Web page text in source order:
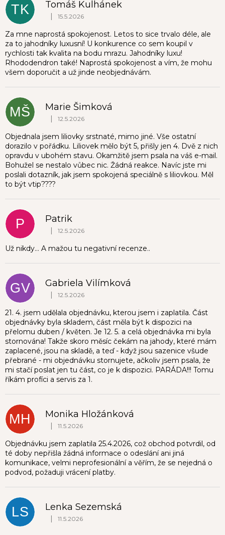
TK Tomáš Kulhánek
Hodnocení obchodu je 5 z 5 hvězdiček.
| 15.5.2026
Za mne naprostá spokojenost. Letos to sice trvalo déle, ale
za to jahodníky luxusní! U konkurence co sem koupil v
rychlosti tak kvalita na bodu mrazu. Jahodníky luxu!
Rhododendron také! Naprostá spokojenost a vím, že mohu
všem doporučit a už jinde neobjednávám.
MŠ Marie Šimková
Hodnocení obchodu je 1 z 5 hvězdiček.
| 12.5.2026
Objednala jsem liliovky srstnaté, mimo jiné. Vše ostatní
dorazilo v pořádku. Liliovek mělo být 5, přišly jen 4. Dvě z nich
opravdu v ubohém stavu. Okamžitě jsem psala na váš e-mail.
Bohužel se nestalo vůbec nic. Žádná reakce. Navíc jste mi
poslali dotazník, jak jsem spokojená speciálně s liliovkou. Měl
to být vtip????
P Patrik
Hodnocení obchodu je 3 z 5 hvězdiček.
| 12.5.2026
Už nikdy… A mažou tu negativní recenze..
GV Gabriela Vilímková
Hodnocení obchodu je 1 z 5 hvězdiček.
| 12.5.2026
21. 4. jsem udělala objednávku, kterou jsem i zaplatila. Část
objednávky byla skladem, část měla být k dispozici na
přelomu duben / květen. Je 12. 5. a celá objednávka mi byla
stornována! Takže skoro měsíc čekám na jahody, které mám
zaplacené, jsou na skladě, a teď - když jsou sazenice všude
přebrané - mi objednávku stornujete, ačkoliv jsem psala, že
mi stačí poslat jen tu část, co je k dispozici. PARÁDA!!! Tomu
říkám profíci a servis za 1.
MH Monika Hložánková
Hodnocení obchodu je 1 z 5 hvězdiček.
| 11.5.2026
Objednávku jsem zaplatila 25.4.2026, což obchod potvrdil, od
té doby nepřišla žádná informace o odeslání ani jiná
komunikace, velmi neprofesionální a věřím, že se nejedná o
podvod, požaduji vrácení platby.
LS Lenka Sezemská
Hodnocení obchodu je 5 z 5 hvězdiček.
| 11.5.2026